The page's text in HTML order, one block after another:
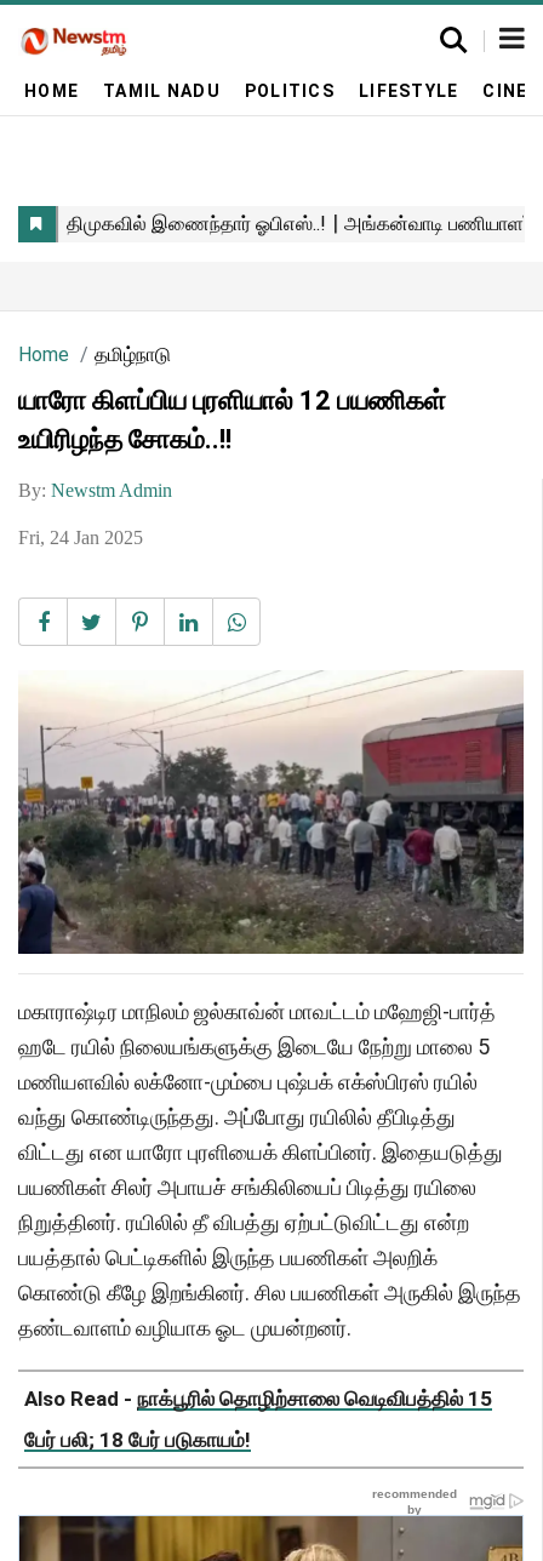
HOME TAMIL NADU POLITICS LIFESTYLE
Home தமிழ்நாடு
யாரோ கிளப்பிய புரளியால் 12 பயணிகள்
உயிரிழந்த சோகம்..!!
By: Newstm Admin
Fri, 24 Jan 2025
மகாராஷ்டிர மாநிலம் ஜல்காவ்ன் மாவட்டம் மஹேஜி-பார்த்
ஹடே ரயில் நிலையங்களுக்கு இடையே நேற்று மாலை 5
மணியளவில் லக்னோ-மும்பை புஷ்பக் எக்ஸ்பிரஸ் ரயில்
வந்து கொண்டிருந்தது. அப்போது ரயிலில் தீபிடித்து
விட்டது என யாரோ புரளியைக் கிளப்பினர். இதையடுத்து
பயணிகள் சிலர் அபாயச் சங்கிலியைப் பிடித்து ரயிலை
நிறுத்தினர். ரயிலில் தீ விபத்து ஏற்பட்டுவிட்டது என்ற
பயத்தால் பெட்டிகளில் இருந்த பயணிகள் அலறிக்
கொண்டு கீழே இறங்கினர். சில பயணிகள் அருகில் இருந்த
தண்டவாளம் வழியாக ஓட முயன்றனர்.
Also Read - நாக்பூரில் தொழிற்சாலை வெடிவிபத்தில் 15
பேர் பலி; 18 பேர் படுகாயம்!